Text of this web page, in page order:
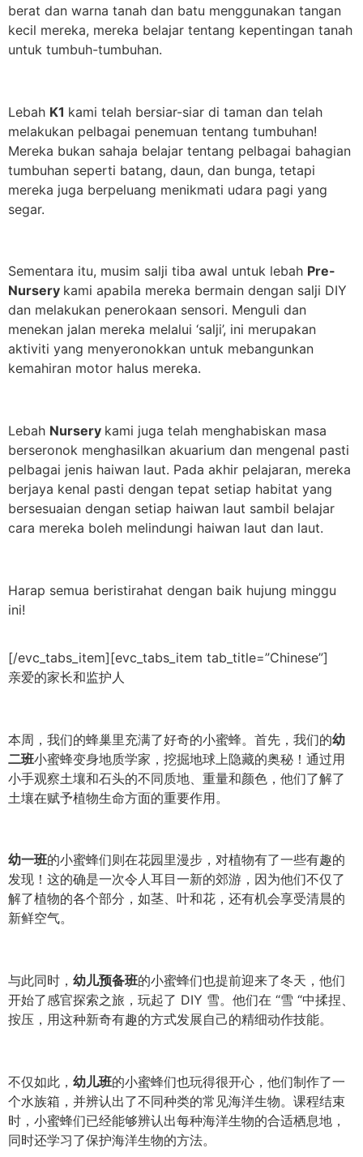
berat dan warna tanah dan batu menggunakan tangan
kecil mereka, mereka belajar tentang kepentingan tanah
untuk tumbuh-tumbuhan.
Lebah K1 kami telah bersiar-siar di taman dan telah
melakukan pelbagai penemuan tentang tumbuhan!
Mereka bukan sahaja belajar tentang pelbagai bahagian
tumbuhan seperti batang, daun, dan bunga, tetapi
mereka juga berpeluang menikmati udara pagi yang
segar.
Sementara itu, musim salji tiba awal untuk lebah Pre-
Nursery kami apabila mereka bermain dengan salji DIY
dan melakukan penerokaan sensori. Menguli dan
menekan jalan mereka melalui ‘salji’, ini merupakan
aktiviti yang menyeronokkan untuk mebangunkan
kemahiran motor halus mereka.
Lebah Nursery kami juga telah menghabiskan masa
berseronok menghasilkan akuarium dan mengenal pasti
pelbagai jenis haiwan laut. Pada akhir pelajaran, mereka
berjaya kenal pasti dengan tepat setiap habitat yang
bersesuaian dengan setiap haiwan laut sambil belajar
cara mereka boleh melindungi haiwan laut dan laut.
Harap semua beristirahat dengan baik hujung minggu
ini!
[/evc_tabs_item][evc_tabs_item tab_title=”Chinese”]
亲爱的家长和监护人
本周，我们的蜂巢里充满了好奇的小蜜蜂。首先，我们的幼
二班小蜜蜂变身地质学家，挖掘地球上隐藏的奥秘！通过用
小手观察土壤和石头的不同质地、重量和颜色，他们了解了
土壤在赋予植物生命方面的重要作用。
幼一班的小蜜蜂们则在花园里漫步，对植物有了一些有趣的
发现！这的确是一次令人耳目一新的郊游，因为他们不仅了
解了植物的各个部分，如茎、叶和花，还有机会享受清晨的
新鲜空气。
与此同时， 幼儿预备班的小蜜蜂们也提前迎来了冬天，他们
开始了感官探索之旅，玩起了 DIY 雪。他们在 “雪 “中揉捏、
按压，用这种新奇有趣的方式发展自己的精细动作技能。
不仅如此， 幼儿班的小蜜蜂们也玩得很开心，他们制作了一
个水族箱，并辨认出了不同种类的常见海洋生物。课程结束
时，小蜜蜂们已经能够辨认出每种海洋生物的合适栖息地，
同时还学习了保护海洋生物的方法。